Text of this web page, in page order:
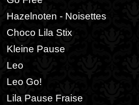
Hazelnoten - Noisettes
Choco Lila Stix
Kleine Pause
Leo
Leo Go!
Lila Pause Fraise